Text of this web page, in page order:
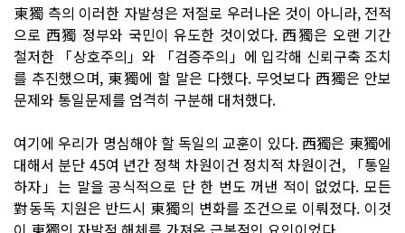
東獨 측의 이러한 자발성은 저절로 우러나온 것이 아니라, 전적
으로 西獨 정부와 국민이 유도한 것이었다. 西獨은 오랜 기간
철저한 「상호주의」와 「검증주의」에 입각해 신뢰구축 조치
를 추진했으며, 東獨에 할 말은 다했다. 무엇보다 西獨은 안보
문제와 통일문제를 엄격히 구분해 대처했다.
여기에 우리가 명심해야 할 독일의 교훈이 있다. 西獨은 東獨에
대해서 분단 45여 년간 정책 차원이건 정치적 차원이건, 「통일
하자」는 말을 공식적으로 단 한 번도 꺼낸 적이 없었다. 모든
對동독 지원은 반드시 東獨의 변화를 조건으로 이뤄졌다. 이것